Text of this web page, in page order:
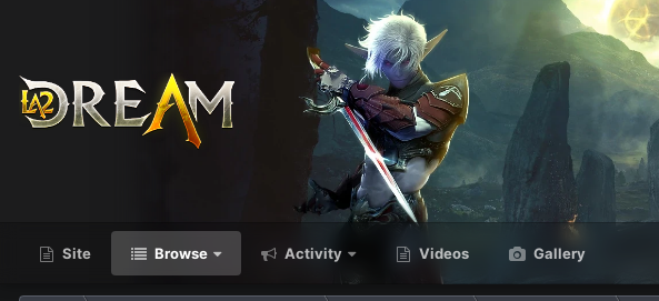
Site Browse Activity Videos Gallery